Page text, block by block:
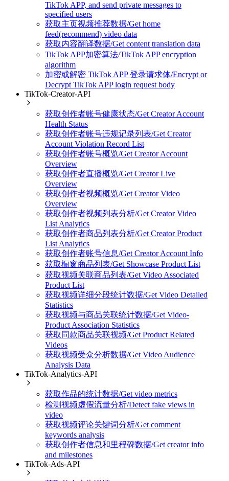
TikTok APP, and send private messages to
specified users
获取主页视频推荐数据/Get home
feed(recommend) video data
获取内容翻译数据/Get content translation data
TikTok APP加密算法/TikTok APP encryption
algorithm
加密或解密 TikTok APP 登录请求体/Encrypt or
Decrypt TikTok APP login request body
TikTok-Creator-API
获取创作者账号健康状态/Get Creator Account
Health Status
获取创作者账号违规记录列表/Get Creator
Account Violation Record List
获取创作者账号概览/Get Creator Account
Overview
获取创作者直播概览/Get Creator Live
Overview
获取创作者视频概览/Get Creator Video
Overview
获取创作者视频列表分析/Get Creator Video
List Analytics
获取创作者商品列表分析/Get Creator Product
List Analytics
获取创作者账号信息/Get Creator Account Info
获取橱窗商品列表/Get Showcase Product List
获取视频关联商品列表/Get Video Associated
Product List
获取视频详细分段统计数据/Get Video Detailed
Statistics
获取视频与商品关联统计数据/Get Video-
Product Association Statistics
获取同款商品关联视频/Get Product Related
Videos
获取视频受众分析数据/Get Video Audience
Analysis Data
TikTok-Analytics-API
获取作品的统计数据/Get video metrics
检测视频虚假流量分析/Detect fake views in
video
获取视频评论关键词分析/Get comment
keywords analysis
获取创作者信息和里程碑数据/Get creator info
and milestones
TikTok-Ads-API